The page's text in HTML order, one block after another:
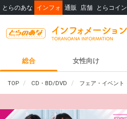
とらのあな インフォ 通販 店舗 とらコイン
総合 女性向け
TOP CD・BD/DVD フェア・イベント